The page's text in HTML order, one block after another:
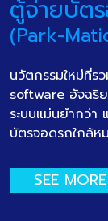
ตู้จ่ายบัต
(Park-
นวัตกรรมใหม่ที่ร
software อัจฉริ
ระบบแม่นยำกว่า
บัตรจอดรถใกล้ห
SEE MORE